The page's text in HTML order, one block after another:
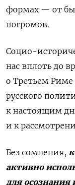
формах — от
погромов.
Социо-
нас вплоть до
о Третьем
русского
к настоящим
и к
Без сомнения,
активно
для